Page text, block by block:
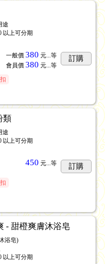
途
以上可分期
一般價 380 元...等
會員價 380 元...等
訂購
類
途
以上可分期
450 元...等 訂購
- 甜橙爽膚沐浴皂
浴皂)
以上可分期